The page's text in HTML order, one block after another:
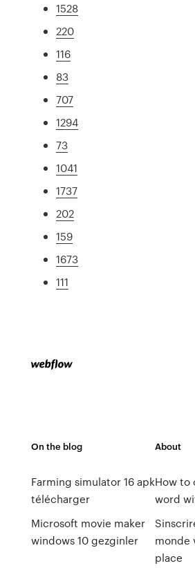
1528
220
116
83
707
1294
73
1041
1737
202
159
1673
111
On the blog
Farming simulator 16 apk
télécharger
Microsoft movie maker
windows 10 gezginler
About
How to
word
monde
place